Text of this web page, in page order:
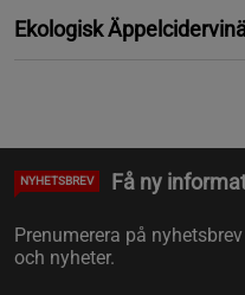
Ekologisk
NYHETSBREV Få ny
Prenumerera på
och nyheter.